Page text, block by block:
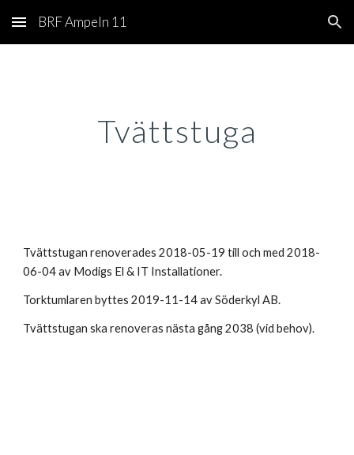
Skip to main content Skip to navigation
BRF Ampeln 11
Tvättstuga
Tvättstugan renoverades 2018-05-19 till och med 2018-
06-04 av Modigs El & IT Installationer.
Torktumlaren byttes 2019-11-14 av Söderkyl AB.
Tvättstugan ska renoveras nästa gång 2038 (vid behov).